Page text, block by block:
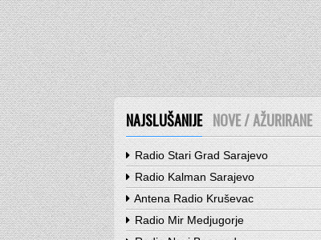
NAJSLUŠANIJE NOVE / AŽURIRANE
Radio Stari Grad Sarajevo
Radio Kalman Sarajevo
Antena Radio Kruševac
Radio Mir Medjugorje